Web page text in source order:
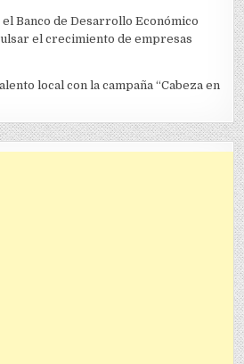
Banco de Desarrollo Económico
el crecimiento de empresas
local con la campaña “Cabeza en